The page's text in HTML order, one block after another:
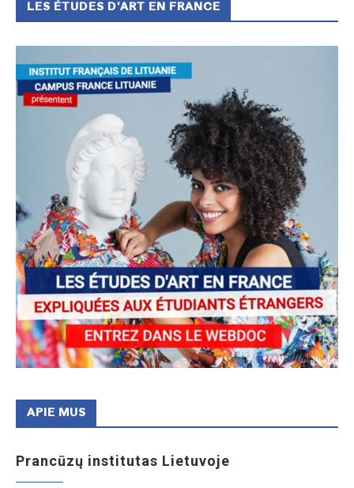
LES ÉTUDES D’ART EN FRANCE
APIE MUS
Prancūzų institutas Lietuvoje